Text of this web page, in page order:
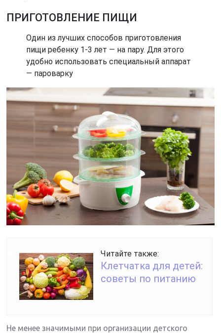
ПРИГОТОВЛЕНИЕ ПИЩИ
Один из лучших способов приготовления
пищи ребенку 1-3 лет — на пару. Для этого
удобно использовать специальный аппарат
— пароварку
Читайте также:
Клетчатка для детей:
советы по питанию
Не менее значимыми при организации детского